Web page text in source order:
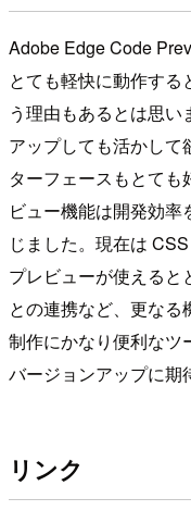
Adobe Edge Code
とても軽快に動作す
う理由もあるとは思
アップしても活かして
ターフェースもとても
ビュー機能は開発効
じました。現在は
プレビューが使えると
との連携など、更な
制作にかなり便利なツ
バージョンアップに期
リンク